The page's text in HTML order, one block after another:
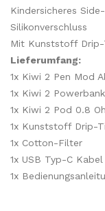
Kindersicheres
Silikonverschluss
Mit Kunststoff
Lieferumfang:
1x Kiwi 2 Pen Mod
1x Kiwi 2
1x Kiwi 2 Pod 0.8
1x Kunststoff Drip-
1x Cotton-Filter
1x USB Typ-C Kabel
1x